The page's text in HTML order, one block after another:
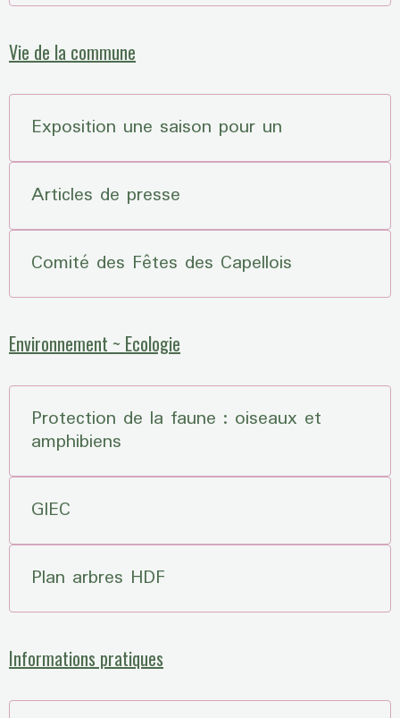
Vie de la commune
Exposition une saison pour un
Articles de presse
Comité des Fêtes des Capellois
Environnement ~ Ecologie
Protection de la faune : oiseaux et
amphibiens
GIEC
Plan arbres HDF
Informations pratiques